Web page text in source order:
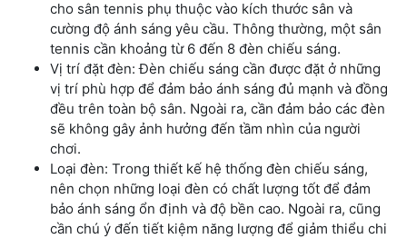
cho sân tennis phụ thuộc vào kích thước sân và
cường độ ánh sáng yêu cầu. Thông thường, một sân
tennis cần khoảng từ 6 đến 8 đèn chiếu sáng.
Vị trí đặt đèn: Đèn chiếu sáng cần được đặt ở những
vị trí phù hợp để đảm bảo ánh sáng đủ mạnh và đồng
đều trên toàn bộ sân. Ngoài ra, cần đảm bảo các đèn
sẽ không gây ảnh hưởng đến tầm nhìn của người
chơi.
Loại đèn: Trong thiết kế hệ thống đèn chiếu sáng,
nên chọn những loại đèn có chất lượng tốt để đảm
bảo ánh sáng ổn định và độ bền cao. Ngoài ra, cũng
cần chú ý đến tiết kiệm năng lượng để giảm thiểu chi